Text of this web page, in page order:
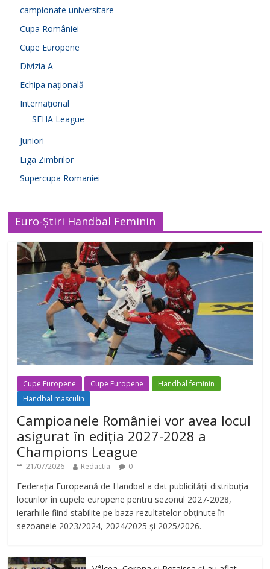
campionate universitare
Cupa României
Cupe Europene
Divizia A
Echipa națională
Internațional
SEHA League
Juniori
Liga Zimbrilor
Supercupa Romaniei
Euro-Știri Handbal Feminin
Cupe Europene Cupe Europene
Handbal feminin
Handbal masculin
Campioanele României vor avea locul
asigurat în ediția 2027-2028 a
Champions League
21/07/2026 Redactia 0
Federația Europeană de Handbal a dat publicității distribuția
locurilor în cupele europene pentru sezonul 2027-2028,
ierarhiile fiind stabilite pe baza rezultatelor obținute în
sezoanele 2023/2024, 2024/2025 și 2025/2026.